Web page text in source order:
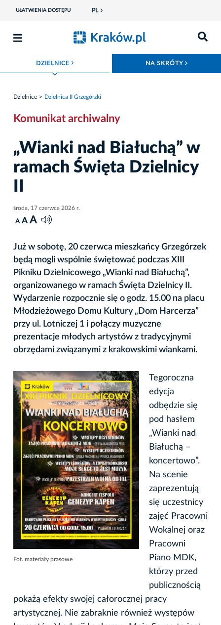
UŁATWIENIA DOSTĘPU PL
DZIELNICE ROZWIŃ MENU NA SKRÓTY
Dzielnice Dzielnica II Grzegórzki
Komunikat archiwalny
„Wianki nad Białuchą” w
ramach Święta Dzielnicy
środa, 17 czerwca 2026 r.
A A A
Już w sobotę, 20 czerwca mieszkańcy Grzegórzek
będą mogli wspólnie świętować podczas XIII
Pikniku Dzielnicowego „Wianki nad Białuchą”,
organizowanego w ramach Święta Dzielnicy II.
Wydarzenie rozpocznie się o godz. 15.00 na placu
Młodzieżowego Domu Kultury „Dom Harcerza”
przy ul. Lotniczej 1 i połączy muzyczne
prezentacje młodych artystów z tradycyjnymi
obrzędami związanymi z krakowskimi wiankami.
Fot. materiały prasowe
Tegoroczna
edycja
odbędzie się
pod hasłem
„Wianki nad
Białuchą –
koncertowo”.
Na scenie
zaprezentują
się uczestnicy
zajęć Pracowni
Wokalnej oraz
Pracowni
Piano MDK,
którzy przed
publicznością
pokażą efekty swojej całorocznej pracy
artystycznej. Nie zabraknie również występów